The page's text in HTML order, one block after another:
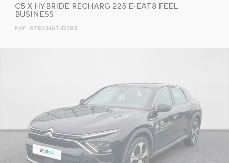
C5 X HYBRIDE RECHARG 225 E-EAT8 FEEL
BUSINESS
Réf : ATECHAT-D183